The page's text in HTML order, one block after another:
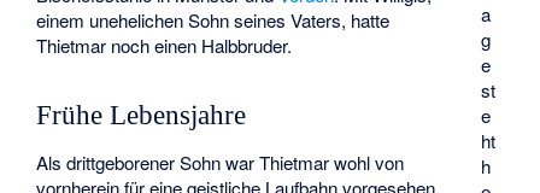
a
g
e
st
e
ht
h
einem unehelichen Sohn seines Vaters, hatte
Thietmar noch einen Halbbruder.
Frühe Lebensjahre
Als drittgeborener Sohn war Thietmar wohl von
vornherein für eine geistliche Laufbahn vorgesehen.